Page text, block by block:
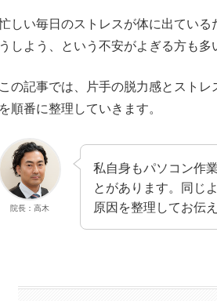
しい毎日のストレスが体に出てい
うしよう、という不安がよぎる方も多
この記事では、片手の脱力感とスト
を順番に整理していきます。
院長：高木
私自身もパソコン作
とがあります。同じ
原因を整理してお伝